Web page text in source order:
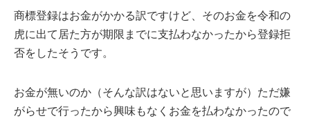
商標登録はお金がかかる訳ですけど、そのお金を令和の
虎に出て居た方が期限までに支払わなかったから登録拒
否をしたそうです。
お金が無いのか（そんな訳はないと思いますが）ただ嫌
がらせで行ったから興味もなくお金を払わなかったので